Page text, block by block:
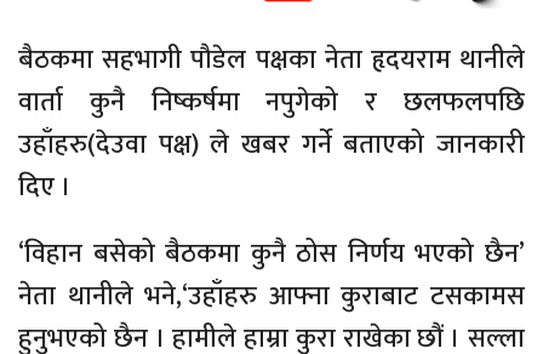
बैठकमा सहभागी पौडेल पक्षका नेता हृदयराम थानीले
वार्ता कुनै निष्कर्षमा नपुगेको र छलफलपछि
उहाँहरु(देउवा पक्ष) ले खबर गर्ने बताएको जानकारी
दिए ।
‘विहान बसेको बैठकमा कुनै ठोस निर्णय भएको छैन’
नेता थानीले भने,‘उहाँहरु आफ्ना कुराबाट टसकामस
हुनुभएको छैन । हामीले हाम्रा कुरा राखेका छौं । सल्ला